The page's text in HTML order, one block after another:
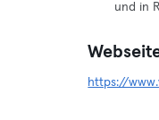
und in
https://